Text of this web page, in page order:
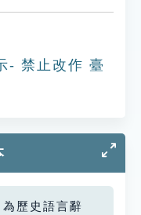
- 禁止改作 臺
為歷史語言辭